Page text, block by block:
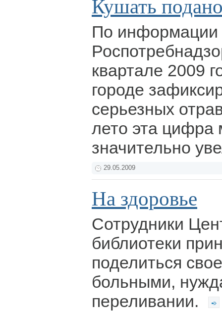
Кушать
По информации
квартале 2009
городе
серьезных
лето эта цифра
значительно
29.05.2009
На здоровье
Сотрудники
библиотеки
поделиться
больными,
переливании.